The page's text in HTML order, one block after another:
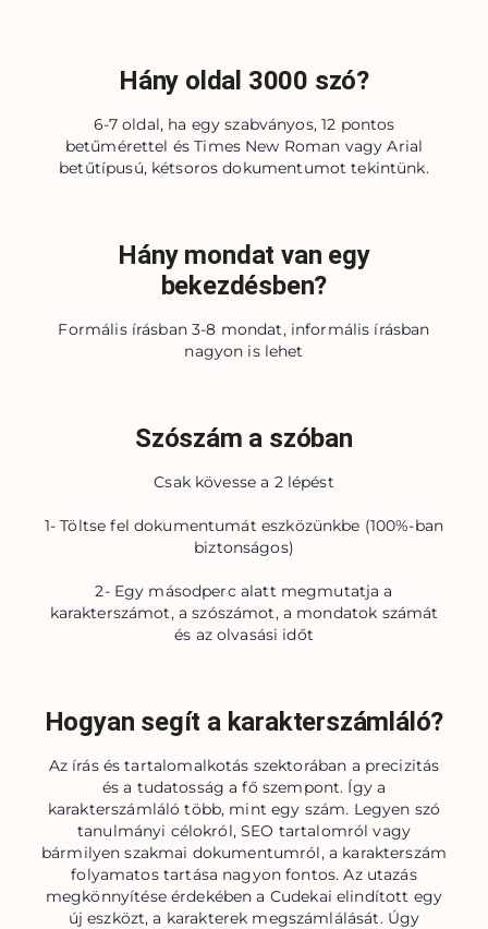
Hány oldal 3000 szó?
6-7 oldal, ha egy szabványos, 12 pontos
betűmérettel és Times New Roman vagy Arial
betűtípusú, kétsoros dokumentumot tekintünk.
Hány mondat van egy
bekezdésben?
Formális írásban 3-8 mondat, informális írásban
nagyon is lehet
Szószám a szóban
Csak kövesse a 2 lépést
1- Töltse fel dokumentumát eszközünkbe (100%-ban
biztonságos)
2- Egy másodperc alatt megmutatja a
karakterszámot, a szószámot, a mondatok számát
és az olvasási időt
Hogyan segít a karakterszámláló?
Az írás és tartalomalkotás szektorában a precizitás
és a tudatosság a fő szempont. Így a
karakterszámláló több, mint egy szám. Legyen szó
tanulmányi célokról, SEO tartalomról vagy
bármilyen szakmai dokumentumról, a karakterszám
folyamatos tartása nagyon fontos. Az utazás
megkönnyítése érdekében a Cudekai elindított egy
új eszközt, a karakterek megszámlálását. Úgy